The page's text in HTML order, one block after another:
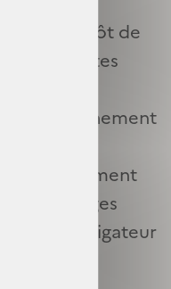
via le dépôt de
produites
sont
fonctionnement
notamment
aux pages
au navigateur